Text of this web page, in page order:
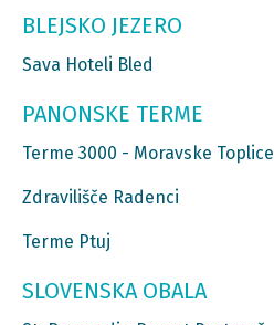
BLEJSKO JEZERO
Sava Hoteli Bled
PANONSKE TERME
Terme 3000 - Moravske Toplice
Zdravilišče Radenci
Terme Ptuj
SLOVENSKA OBALA